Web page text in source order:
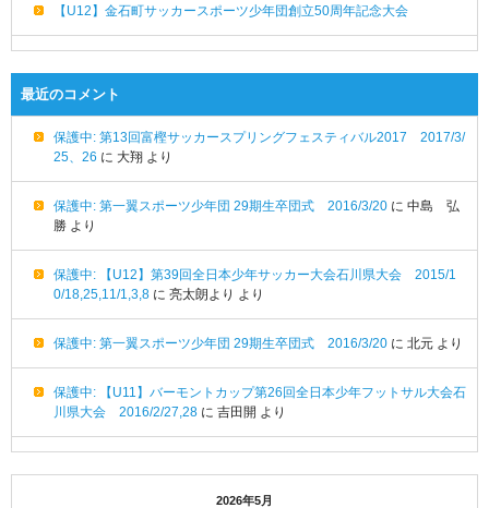
【U12】金石町サッカースポーツ少年団創立50周年記念大会
最近のコメント
保護中: 第13回富樫サッカースプリングフェスティバル2017 2017/3/
25、26 に 大翔 より
保護中: 第一翼スポーツ少年団 29期生卒団式 2016/3/20 に 中島 弘
勝 より
保護中: 【U12】第39回全日本少年サッカー大会石川県大会 2015/1
0/18,25,11/1,3,8 に 亮太朗より より
保護中: 第一翼スポーツ少年団 29期生卒団式 2016/3/20 に 北元 より
保護中: 【U11】バーモントカップ第26回全日本少年フットサル大会石
川県大会 2016/2/27,28 に 吉田開 より
2026年5月